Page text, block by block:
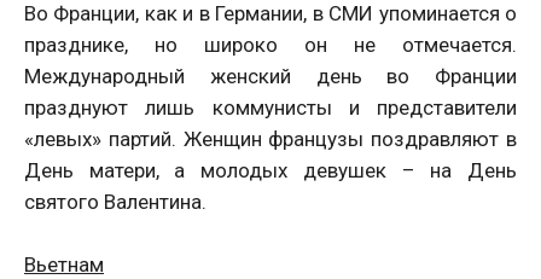
Во Франции, как и в Германии, в СМИ упоминается о
празднике, но широко он не отмечается.
Международный женский день во Франции
празднуют лишь коммунисты и представители
«левых» партий. Женщин французы поздравляют в
День матери, а молодых девушек – на День
святого Валентина.
Вьетнам